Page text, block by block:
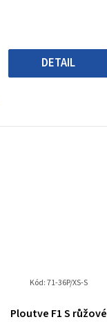
DETAIL
Ploutve F1 S růžové
Kód:71-36P/XS-S